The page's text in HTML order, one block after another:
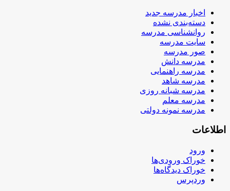
اخبار مدرسه جدید
دسته‌بندی نشده
روانشناسی مدرسه
سایت مدرسه
صور مدرسه
مدرسه دانش
مدرسه راهنمایی
مدرسه شاهد
مدرسه شبانه روزی
مدرسه معلم
مدرسه نمونه دولتی
اطلاعات
ورود
خوراک ورودی‌ها
خوراک دیدگاه‌ها
وردپرس